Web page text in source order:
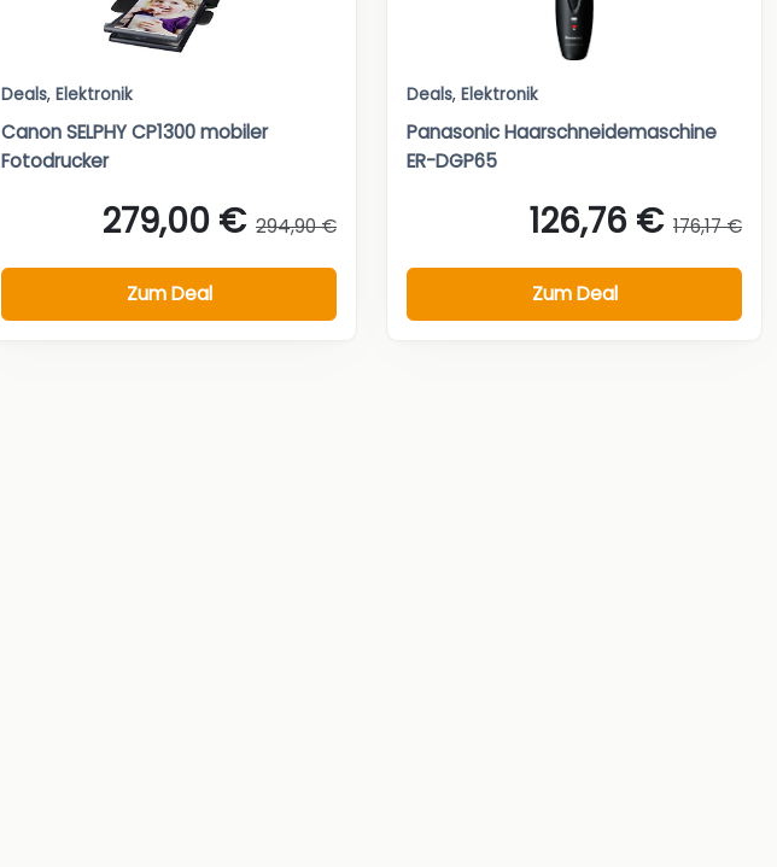
Deals, Elektronik
Canon SELPHY CP1300 mobiler
Fotodrucker
279,00 € 294,90 €
Zum Deal
Deals, Elektronik
Panasonic Haarschneidemaschine
ER-DGP65
126,76 € 176,17 €
Zum Deal